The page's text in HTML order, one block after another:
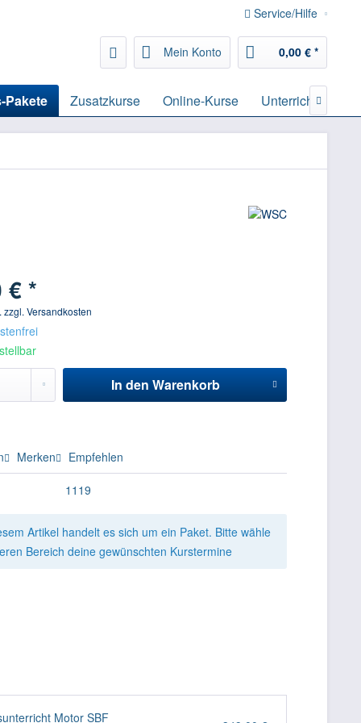
Service/Hilfe
Mein Konto 0,00 € *
Pakete Zusatzkurse Online-Kurse 
€ *
zzgl. Versandkosten
In den Warenkorb
Merken Empfehlen
1119
Artikel handelt es sich um ein Paket. Bitte wähle
Bereich deine gewünschten Kurstermine
Motor SBF